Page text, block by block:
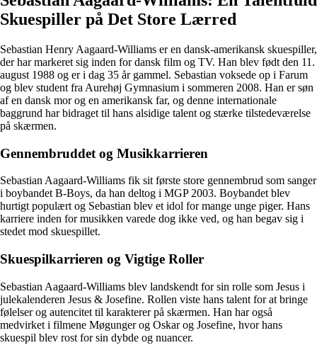
Skuespiller på Det Store Lærred
Sebastian Henry Aagaard-Williams er en dansk-amerikansk skuespiller,
der har markeret sig inden for dansk film og TV. Han blev født den 11.
august 1988 og er i dag 35 år gammel. Sebastian voksede op i Farum
og blev student fra Aurehøj Gymnasium i sommeren 2008. Han er søn
af en dansk mor og en amerikansk far, og denne internationale
baggrund har bidraget til hans alsidige talent og stærke tilstedeværelse
på skærmen.
Gennembruddet og Musikkarrieren
Sebastian Aagaard-Williams fik sit første store gennembrud som sanger
i boybandet B-Boys, da han deltog i MGP 2003. Boybandet blev
hurtigt populært og Sebastian blev et idol for mange unge piger. Hans
karriere inden for musikken varede dog ikke ved, og han begav sig i
stedet mod skuespillet.
Skuespilkarrieren og Vigtige Roller
Sebastian Aagaard-Williams blev landskendt for sin rolle som Jesus i
julekalenderen Jesus & Josefine. Rollen viste hans talent for at bringe
følelser og autencitet til karakterer på skærmen. Han har også
medvirket i filmene Møgunger og Oskar og Josefine, hvor hans
skuespil blev rost for sin dybde og nuancer.